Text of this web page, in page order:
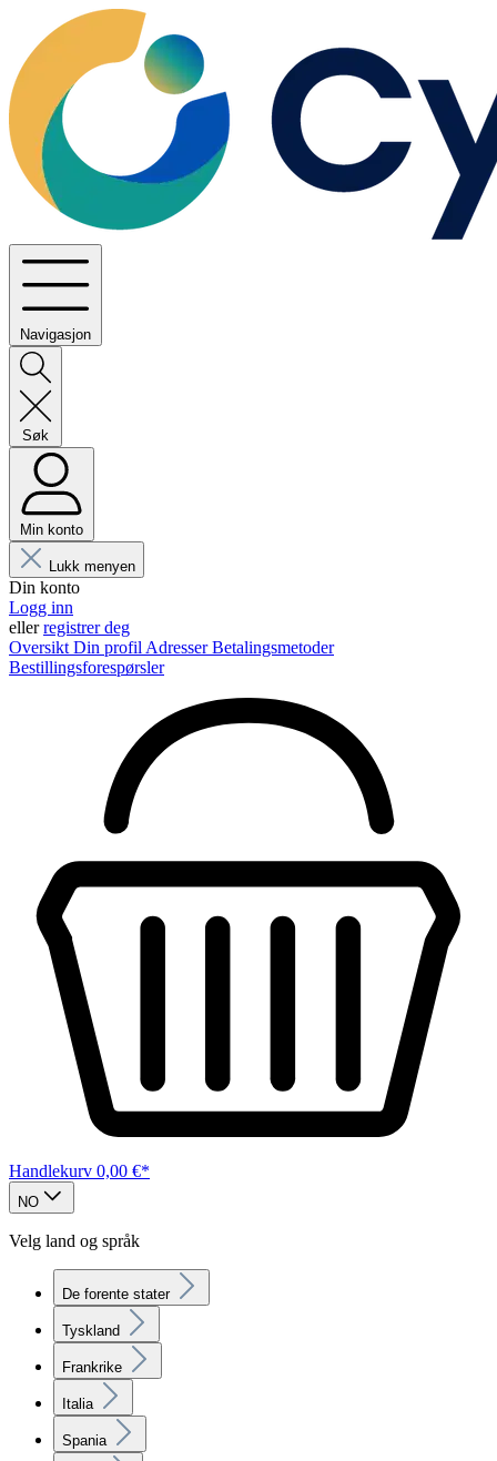
Navigasjon
Søk
Min konto
Lukk menyen
Din konto
Logg inn
ellerregistrer deg
Oversikt Din profil AdresserBetalingsmetoder
Bestillingsforespørsler
Handlekurv 0,00 €*
NO
Velg land og språk
De forente stater
Tyskland
Frankrike
Italia
Spania